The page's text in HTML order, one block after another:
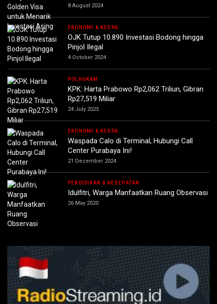
8 August 2024
EKONOMI & KESRA
OJK Tutup 10.890 Investasi Bodong hingga
Pinjol Ilegal
4 October 2024
POLHUKAM
KPK: Harta Prabowo Rp2,062 Triliun, Gibran
Rp27,519 Miliar
24 July 2025
EKONOMI & KESRA
Waspada Calo di Terminal, Hubungi Call
Center Purabaya Ini!
21 December 2024
PENDIDIKAN & KESEHATAN
Idulfitri, Warga Manfaatkan Ruang Observasi
26 May 2020